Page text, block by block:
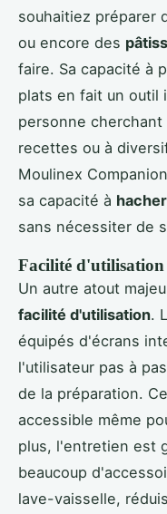
souhaitiez préparer
ou encore des
faire. Sa capacité à
plats en fait un outil
personne
recettes ou à
Moulinex
sa capacité à
sans nécessiter de
Facilité d'utilisation
Un autre atout
facilité d'utilisation.
équipés d'écrans
l'utilisateur pas à
de la préparation.
accessible même
plus, l'entretien est
beaucoup
lave-vaisselle,